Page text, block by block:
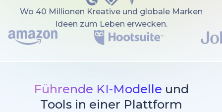
Wo 40 Millionen Kreative und globale Marken
Ideen zum Leben erwecken.
Führende KI-Modelle und
Tools in einer Plattform